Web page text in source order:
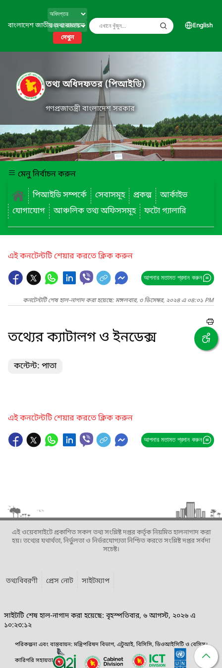
বাংলাদেশ জাতীয় তথ্য বাতায়ন
দেখুন
English
তথ্য অধিদফতর (পিআইডি)
গণপ্রজাতন্ত্রী বাংলাদেশ সরকার
মেনু নির্বাচন করুন
পিআইডি সম্পর্কে
সেবাসমূহ প্রকল্প
আর্কাইভ
যোগাযোগ
আঞ্চলিক তথ্য অফিসসমূহ ফটো গ্যালারি
এই কনটেন্টটি শেয়ার করতে ক্লিক করুন
আপনার মতামত প্রদান করুন
কনটেন্টটি শেষ হাল-নাগাদ করা হয়েছে: মঙ্গলবার, ৩ ডিসেম্বর, ২০২৪ এ ০৪:০১ PM
তথ্যের ক্যাটালগ ও ইনডেক্স
কন্টেন্ট: পাতা
এই কনটেন্টটি শেয়ার করতে ক্লিক করুন
আপনার মতামত প্রদান করুন
এই ওয়েবসাইটে প্রকাশিত সকল তথ্য সংশ্লিষ্ট দপ্তর কর্তৃক নিয়মিত হালনাগাদ করা
হয়। তথ্যের যথার্থতা, নির্ভুলতা ও নির্ভরযোগ্যতা নিশ্চিত করতে সংশ্লিষ্ট দপ্তর সর্বদা
সচেষ্ট।
তথ্যবিবরণী প্রেস নোট সাইটম্যাপ
সাইটটি শেষ হাল-নাগাদ করা হয়েছে: বৃহস্পতিবার, ৬ আগস্ট, ২০২৬ এ
১০:২৩:১২
পরিকল্পনা এবং বাস্তবায়ন: মন্ত্রিপরিষদ বিভাগ, এটুআই, বিসিসি, ডিওআইসিটি ও বেসিস।
কারিগরি সহায়তা